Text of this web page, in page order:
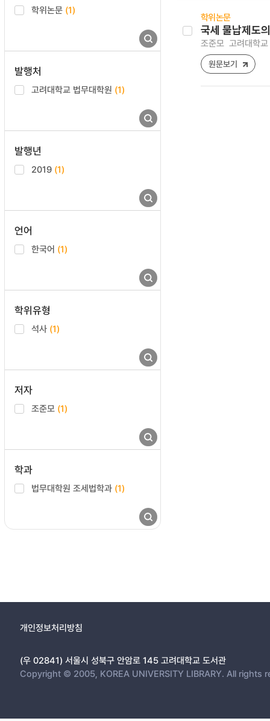
학위논문 (1)
발행처
고려대학교 법무대학원 (1)
발행년
2019 (1)
언어
한국어 (1)
학위유형
석사 (1)
저자
조준모 (1)
학과
법무대학원 조세법학과 (1)
학위논문
국세 물납제도
조준모 고려대학
원문보기
개인정보처리방침
(우 02841) 서울시 성북구 안암로 145 고려대학교 도서관
Copyright © 2005, KOREA UNIVERSITY LIBRARY. All rights